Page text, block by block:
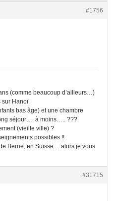
#1756
(comme beaucoup d’ailleurs…)
Hanoï.
bas âge) et une chambre
séjour…. à moins….. ???
(vieille ville) ?
possibles !!
Berne, en Suisse… alors je vous
#31715